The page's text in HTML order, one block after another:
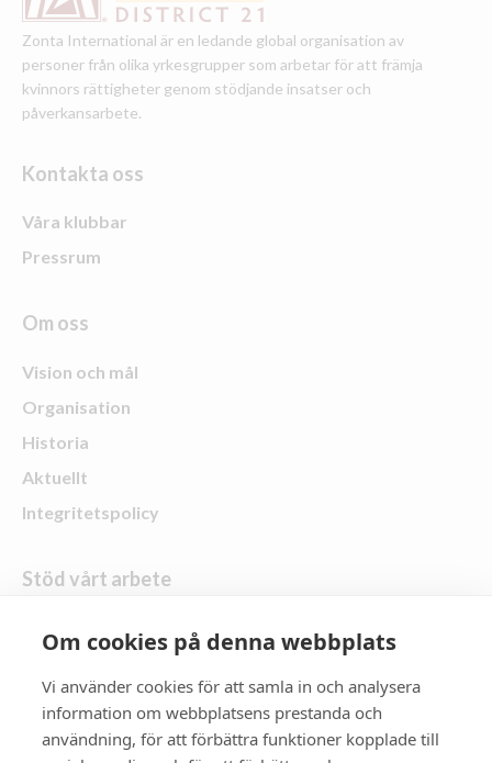
Zonta International är en ledande global organisation av
personer från olika yrkesgrupper som arbetar för att främja
kvinnors rättigheter genom stödjande insatser och
påverkansarbete.
Kontakta oss
Våra klubbar
Pressrum
Om oss
Vision och mål
Organisation
Historia
Aktuellt
Integritetspolicy
Stöd vårt arbete
Skänk en gåva
Följ oss
Zonta Distrikt 21
Om cookies på denna webbplats
Vi använder cookies för att samla in och analysera
information om webbplatsens prestanda och
användning, för att förbättra funktioner kopplade till